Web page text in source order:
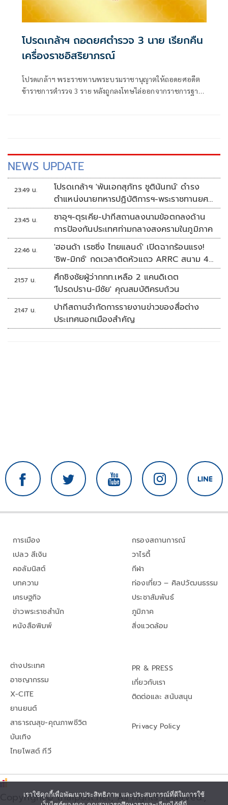
โปรดเกล้าฯ ถอดยศตำรวจ 3 นาย เรียกคืน
เครื่องราชอิสริยาภรณ์
โปรดเกล้าฯ พระราชทานพระบรมราชานุญาตให้ถอดยศอดีต
ข้าราชการตำรวจ 3 ราย หลังถูกลงโทษไล่ออกจากราชการฐาน
NEWS UPDATE
23:49 น.
โปรดเกล้าฯ 'พันเอกสุภัทร ชูตินันทน์' ดำรง
ตำแหน่งนายทหารปฏิบัติการฯ-พระราชทานยศ
'พลตรี'
23:45 น.
ซาอุฯ-ตุรเคีย-ปากีสถานลงนามข้อตกลงด้าน
การป้องกันประเทศท่ามกลางสงครามในภูมิภาค
22:46 น.
'ฮอนด้า เรซซิ่ง ไทยแลนด์' เปิดฉากร้อนแรง!
'ชิพ-มิกซ์' กดเวลาติดหัวแถว ARRC สนาม 4
ที่มัลดาลิกา
21:57 น.
ศึกชิงชัยผู้ว่ากกท.เหลือ 2 แคนดิเดต
'โปรดปราน-มีชัย' คุณสมบัติครบถ้วน
21:47 น.
ปากีสถานจำกัดการรายงานข่าวของสื่อต่าง
ประเทศนอกเมืองสำคัญ
การเมือง
เปลว สีเงิน
คอลัมนิสต์
บทความ
เศรษฐกิจ
ข่าวพระราชสำนัก
หนังสือพิมพ์
กรองสถานการณ์
วาไรตี้
กีฬา
ท่องเที่ยว – ศิลปวัฒนธรรม
ประชาสัมพันธ์
ภูมิภาค
สิ่งแวดล้อม
ต่างประเทศ
อาชญากรรม
X-CITE
ยานยนต์
สาธารณสุข-คุณภาพชีวิต
บันเทิง
ไทยโพสต์ ทีวี
PR & PRESS
เกี่ยวกับเรา
ติดต่อและ สนับสนุน
Privacy Policy
Copyright© thaipost.net, All rights reserved.,
เราใช้คุกกี้เพื่อพัฒนาประสิทธิภาพ และประสบการณ์ที่ดีในการใช้